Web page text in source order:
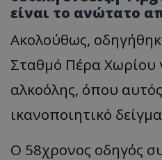
είναι το ανώτατο
Ακολούθως,
Σταθμό Πέρα Χωρίου
αλκοόλης, όπου
ικανοποιητικό
Ο 58χρονος οδηγός